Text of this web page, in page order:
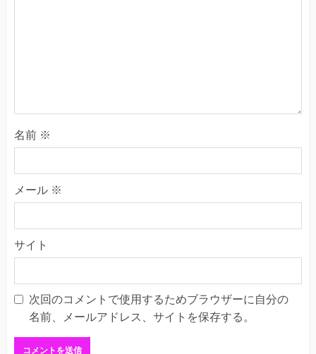
名前 ※
メール ※
サイト
次回のコメントで使用するためブラウザーに自分の
名前、メールアドレス、サイトを保存する。